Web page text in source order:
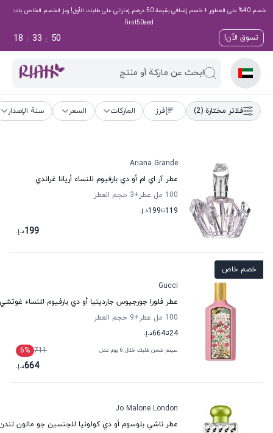
خصم 40% على العطور + خصم إضافي بقيمة 50 درهم إماراتي على طلبك الأول! رمز الخصم الخاص بك:
first50aed
تسوق الآن! 49
:
33
:
18
ابحث عن ماركة أو منتج
فلاتر مختارة (2) فرز الماركات السعر سنة الإصدار
Ariana Grande
عطر آر اي ام أو دي بارفيوم للنساء أريانا غراندي
100 مل عطر
+3
حجم العطر
119تا199د.إ.
199د.إ.
خصم خاص
Gucci
عطر فلورا جورجيوس جاردينيا أو دي بارفيوم للنساء غوتشي
100 مل عطر
+9
حجم العطر
24تا664د.إ.
سيتم شحن طلبك خلال 6 يوم عمل 711
6%
664د.إ.
Jo Malone London
عطر ناشي بلوسوم أو دي كولونيا للجنسين جو مالون